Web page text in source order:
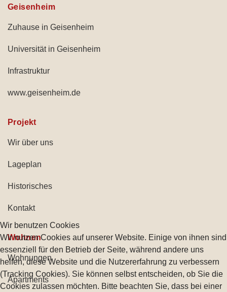
Geisenheim
Zuhause in Geisenheim
Universität in Geisenheim
Infrastruktur
www.geisenheim.de
Projekt
Wir über uns
Lageplan
Historisches
Kontakt
Wohnen
Wohnungen
Apartments
Wir benutzen Cookies
Wir nutzen Cookies auf unserer Website. Einige von ihnen sind
essenziell für den Betrieb der Seite, während andere uns
helfen, diese Website und die Nutzererfahrung zu verbessern
(Tracking Cookies). Sie können selbst entscheiden, ob Sie die
Cookies zulassen möchten. Bitte beachten Sie, dass bei einer